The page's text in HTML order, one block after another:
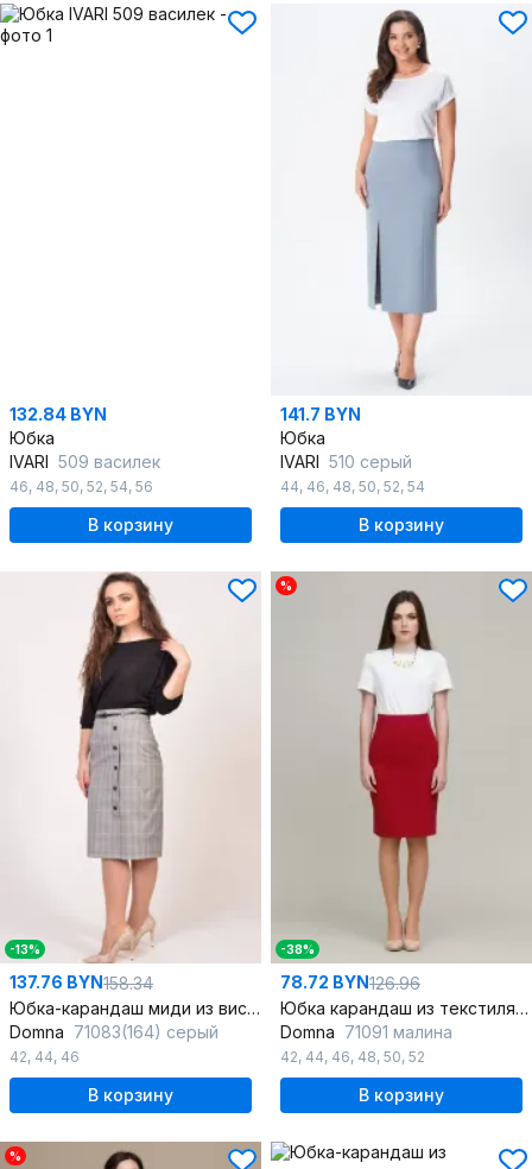
132.84 BYN
Юбка
IVARI 509 василек
46, 48, 50, 52, 54, 56
В корзину
141.7 BYN
Юбка
IVARI 510 серый
44, 46, 48, 50, 52, 54
В корзину
-13%
137.76 BYN158.34
Юбка-карандаш миди из вискозы с шлицей и ремешком для делового стиля
Domna 71083(164) серый
42, 44, 46
В корзину
%
-38%
78.72 BYN126.96
Юбка карандаш из текстиля с высокой посадкой
Domna 71091 малина
42, 44, 46, 48, 50, 52
В корзину
%